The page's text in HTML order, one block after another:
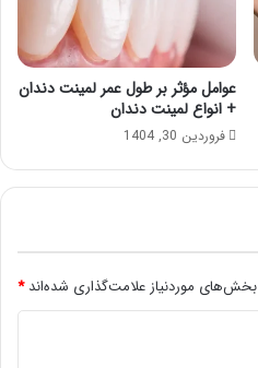
عوامل مؤثر بر طول عمر لمینت دندان
+ انواع لمینت دندان
فروردین 30, 1404
بخش‌های موردنیاز علامت‌گذاری شده‌اند*